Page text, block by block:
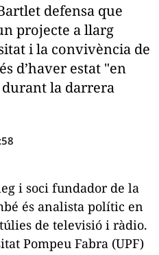
defensa que
projecte a llarg
i la convivència de
d’haver estat "en
durant la darrera
i soci fundador de la
és analista polític en
de televisió i ràdio.
Pompeu Fabra (UPF)